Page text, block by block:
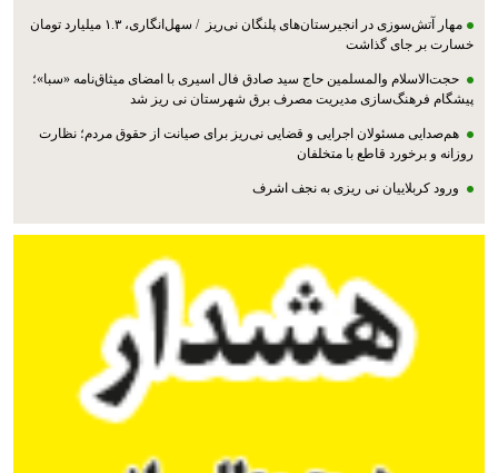
مهار آتش‌سوزی در انجیرستان‌های پلنگان نی‌ریز / سهل‌انگاری، ۱.۳ میلیارد تومان
خسارت بر جای گذاشت
حجت‌الاسلام والمسلمین حاج سید صادق فال اسیری با امضای میثاق‌نامه «سبا»؛
پیشگام فرهنگ‌سازی مدیریت مصرف برق شهرستان نی ریز شد
هم‌صدایی مسئولان اجرایی و قضایی نی‌ریز برای صیانت از حقوق مردم؛ نظارت
روزانه و برخورد قاطع با متخلفان
ورود کربلاییان نی ریزی به نجف اشرف